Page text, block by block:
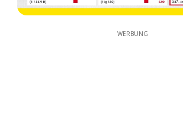
WERBUNG